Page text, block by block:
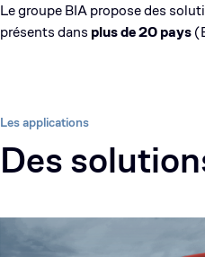
Le groupe BIA propose des
présents dans plus de 20 pays
Les applications
Des